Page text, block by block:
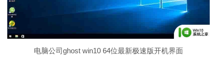
电脑公司ghost win10 64位最新极速版开机界面